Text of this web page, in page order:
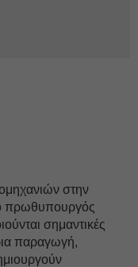
στην
πρωθυπουργός
σημαντικές
παραγωγή,